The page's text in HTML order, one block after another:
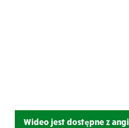
Wideo jest dostępne z